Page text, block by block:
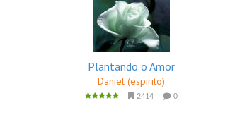
Plantando o Amor
Daniel (espirito)
2414 0